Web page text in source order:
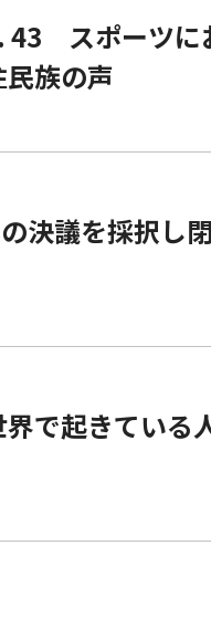
43 スポーツに
族の声
決議を採択し
で起きている